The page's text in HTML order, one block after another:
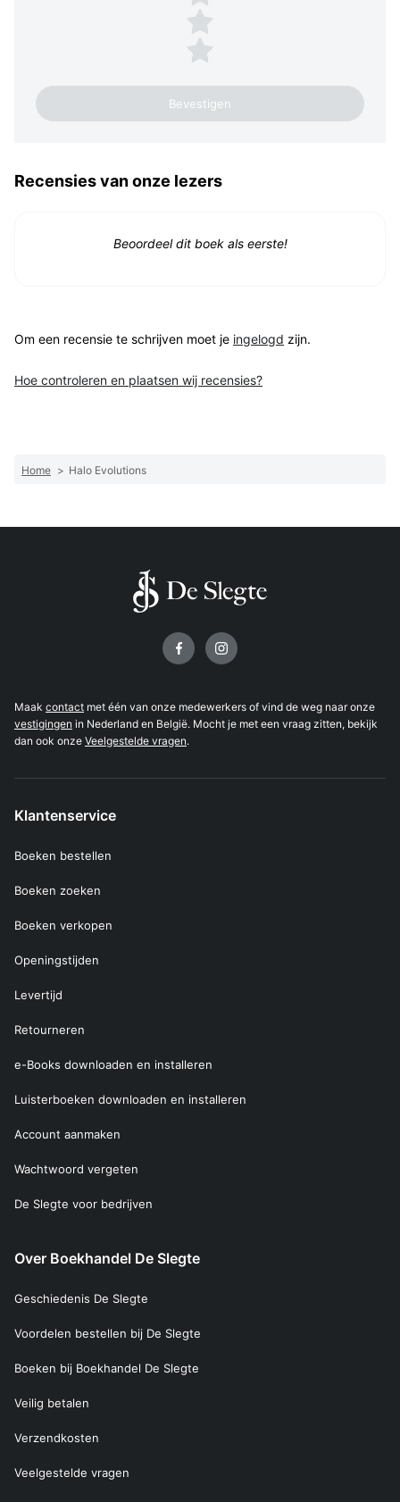
2 sterren
1 ster
Recensies van onze lezers
Beoordeel dit boek als eerste!
Om een recensie te schrijven moet je ingelogd zijn.
Hoe controleren en plaatsen wij recensies?
Home > Halo Evolutions
Maak contact met één van onze medewerkers of vind de weg naar onze
vestigingen in Nederland en België. Mocht je met een vraag zitten, bekijk
dan ook onze Veelgestelde vragen.
Klantenservice
Boeken bestellen
Boeken zoeken
Boeken verkopen
Openingstijden
Levertijd
Retourneren
e-Books downloaden en installeren
Luisterboeken downloaden en installeren
Account aanmaken
Wachtwoord vergeten
De Slegte voor bedrijven
Over Boekhandel De Slegte
Geschiedenis De Slegte
Voordelen bestellen bij De Slegte
Boeken bij Boekhandel De Slegte
Veilig betalen
Verzendkosten
Veelgestelde vragen